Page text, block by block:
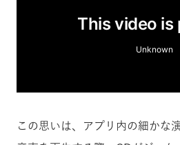
この思いは、アプリ内の細かな